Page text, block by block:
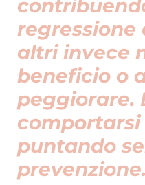
regressione
altri invece
beneficio o
peggiorare.
comportarsi
puntando
prevenzione.